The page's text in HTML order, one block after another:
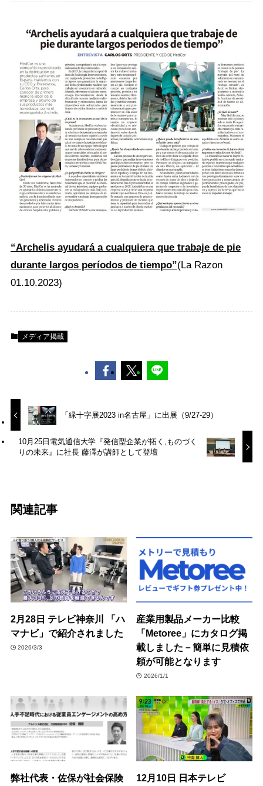
“Archelis ayudará a cualquiera que trabaje de pie
durante largos períodos de tiempo”(La Razon
01.10.2023)
メディア掲載
「緑十字展2023 in名古屋」に出展（9/27-29）
10月25日電気通信大学『発信型企業が拓く,ものづく
りの未来』に社長 藤澤が講師として登壇
関連記事
2月28日 テレビ神奈川 「ハ
マナビ」で紹介されました
2026/3/3
産業用製品メーカー比較
「Metoree」にカタログ掲
載しました－簡単に見積依
頼が可能となります
2026/1/1
弊社代表・佐保が社会保険
12月10日 日本テレビ